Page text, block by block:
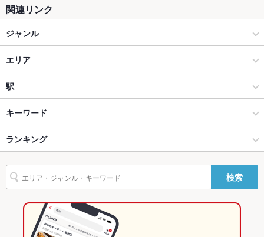
テラス席
貸切
設備
Wi-Fi
ー
駐車場
カラオケ設
備
あり
TV・プロジ
あり
関連リンク
ジャンル
居酒屋
洋・和洋・各国料理・その他
新横浜・綱島・菊名・鴨居 × 居酒屋
新横浜・綱島・菊名・鴨居 × 洋・和洋・各国料理・その他
新横浜駅 × 居酒屋
新横浜駅 × 洋・和洋・各国料理・その他
イタリアン・フレンチ
エリア
新横浜
新横浜 × 居酒屋
新横浜 × 洋・和洋・各国料理・その他
新横浜 × イタリアン・フレンチ
新横浜 × イタリアン
駅
菊名駅
小机駅
新横浜駅
キーワード
エビ料理
ペペロンチーノ ピザ マルゲリータ 生ハム
ランキング
神奈川のグルメランキング
神奈川の居酒屋ランキング
新横浜・綱島・菊名・鴨居のグルメランキング
検索